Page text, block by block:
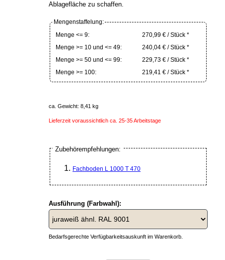
Ablagefläche zu schaffen.
Mengenstaffelung:
Menge <= 9:
270,99 € / Stück *
Menge >= 10 und <= 49:
240,04 € / Stück *
Menge >= 50 und <= 99:
229,73 € / Stück *
Menge >= 100:
219,41 € / Stück *
ca. Gewicht: 8,41 kg
Lieferzeit voraussichtlich ca. 25-35 Arbeitstage
Zubehörempfehlungen:
Fachboden L 1000 T 470
Ausführung (Farbwahl):
Bedarfsgerechte Verfügbarkeitsauskunft im Warenkorb.